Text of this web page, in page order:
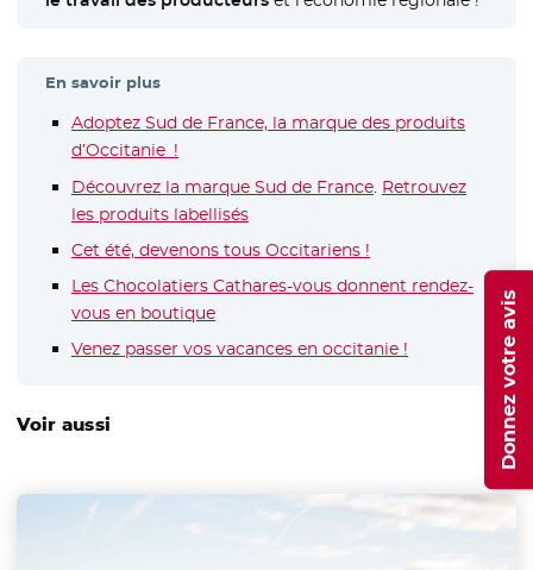
En savoir plus
Adoptez Sud de France, la marque des produits
d’Occitanie !
Découvrez la marque Sud de France- Nouvelle fenêtre
. Retrouvez
les produits labellisés- Nouvelle fenêtre
Cet été, devenons tous Occitariens !
Les Chocolatiers Cathares-vous donnent rendez-
vous en boutique- Nouvelle fenêtre
Venez passer vos vacances en occitanie ! - Nouvelle
Voir aussi Donnez votre avis